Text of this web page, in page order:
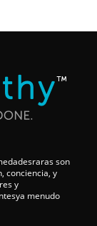
son
conciencia, y
y
menudo